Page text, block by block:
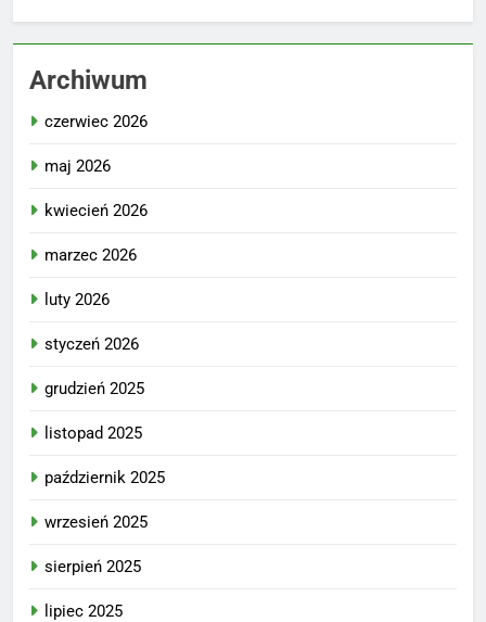
Archiwum
czerwiec 2026
maj 2026
kwiecień 2026
marzec 2026
luty 2026
styczeń 2026
grudzień 2025
listopad 2025
październik 2025
wrzesień 2025
sierpień 2025
lipiec 2025